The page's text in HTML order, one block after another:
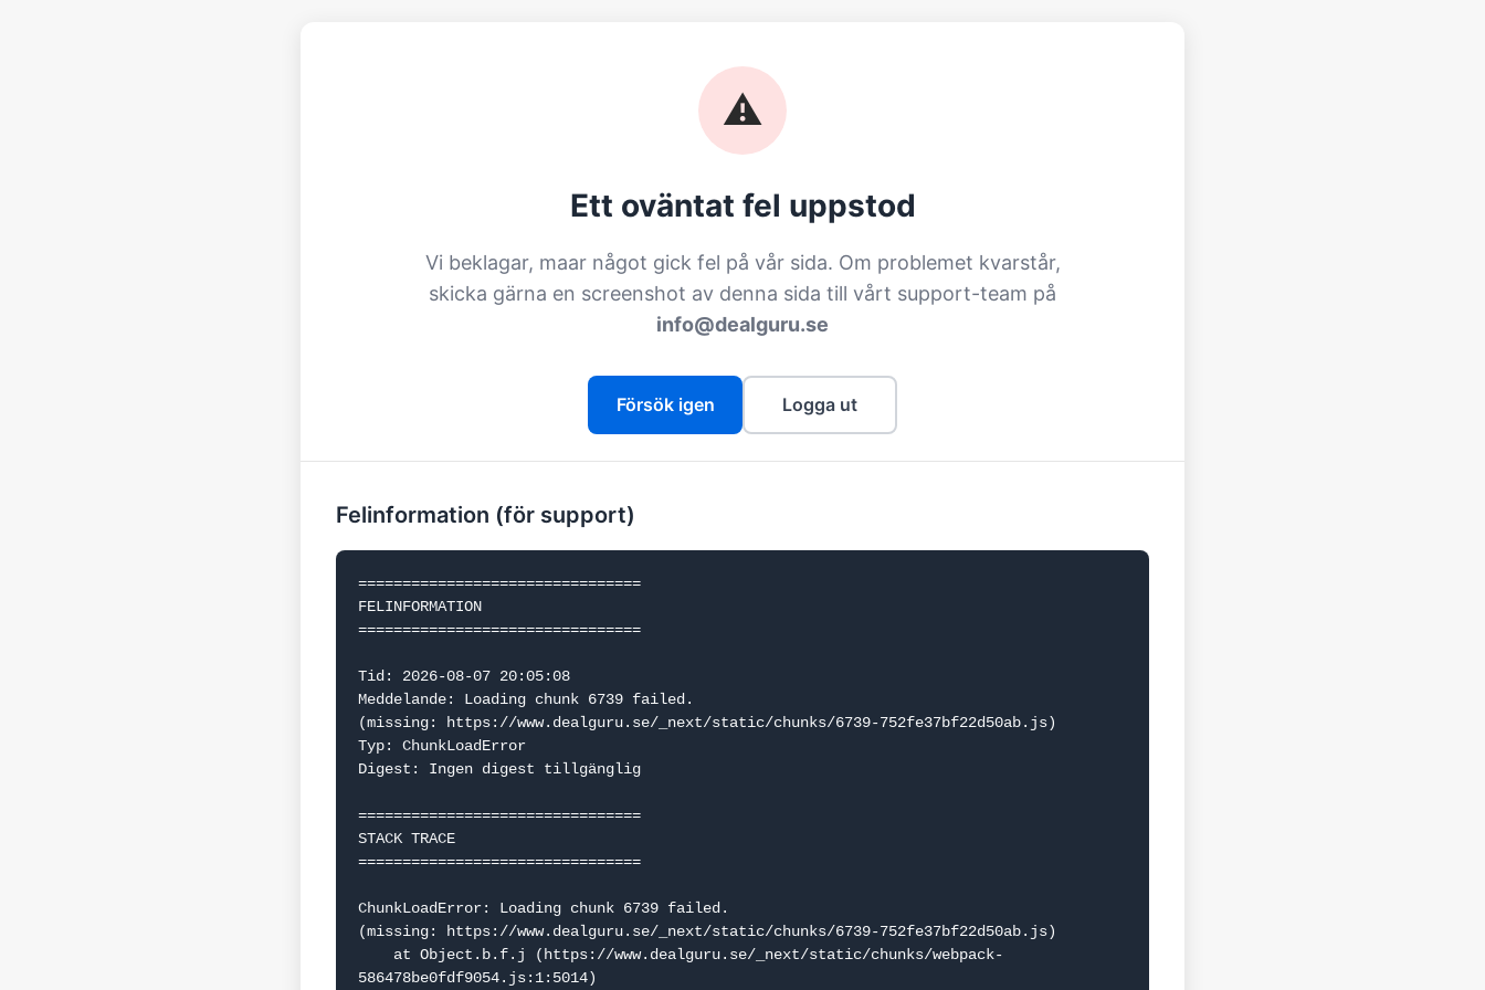
⚠️
Ett oväntat fel uppstod
Vi beklagar, maar något gick fel på vår sida. Om problemet kvarstår,
skicka gärna en screenshot av denna sida till vårt support-team på
info@dealguru.se
Försök igen Logga ut
Felinformation (för support)
================================
FELINFORMATION
================================
Tid: 2026-08-07 20:05:08
Meddelande: Loading chunk 6739 failed.
(missing: https://www.dealguru.se/_next/static/chunks/6739-752fe37bf22d50ab.js)
Typ: ChunkLoadError
Digest: Ingen digest tillgänglig
================================
STACK TRACE
================================
ChunkLoadError: Loading chunk 6739 failed.
(missing: https://www.dealguru.se/_next/static/chunks/6739-752fe37bf22d50ab.js)
586478be0fdf9054.js:1:5014)